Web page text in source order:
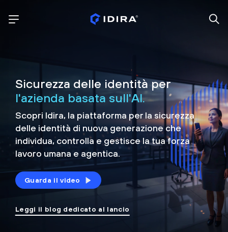
Sicurezza delle identità per
l'azienda basata sull'AI.
Scopri Idira, la piattaforma per la sicurezza
delle identità di nuova generazione che
individua, controlla e gestisce la tua forza
lavoro umana e agentica.
Guarda il video
Leggi il blog dedicato al lancio